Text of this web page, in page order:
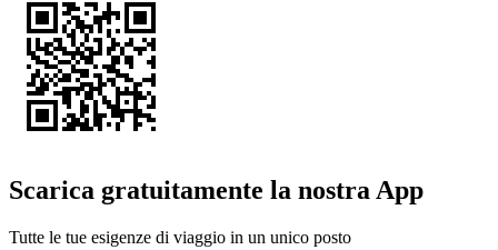
Scarica gratuitamente la nostra App
Tutte le tue esigenze di viaggio in un unico posto